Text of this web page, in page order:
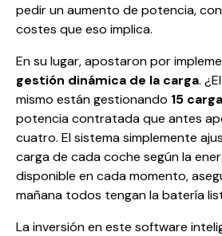
pedir un aumento de potencia,
costes que eso implica.
En su lugar, apostaron por
gestión dinámica de la carga.
mismo están gestionando 15
potencia contratada que antes
cuatro. El sistema simplemente
carga de cada coche según la
disponible en cada momento,
mañana todos tengan la batería
La inversión en este software